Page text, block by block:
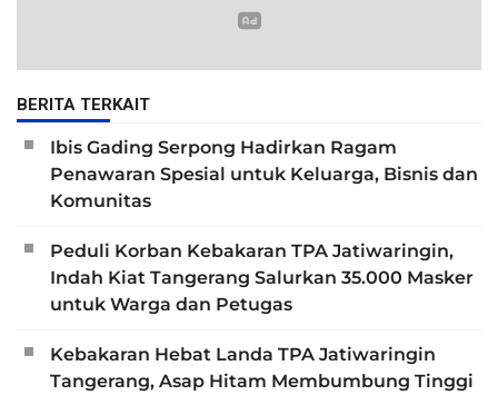
BERITA TERKAIT
Ibis Gading Serpong Hadirkan Ragam
Penawaran Spesial untuk Keluarga, Bisnis dan
Komunitas
Peduli Korban Kebakaran TPA Jatiwaringin,
Indah Kiat Tangerang Salurkan 35.000 Masker
untuk Warga dan Petugas
Kebakaran Hebat Landa TPA Jatiwaringin
Tangerang, Asap Hitam Membumbung Tinggi